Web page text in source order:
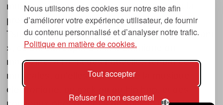
Nous utilisons des cookies sur notre site afin
d’améliorer votre expérience utilisateur, de fournir
du contenu personnalisé et d’analyser notre trafic.
Politique en matière de cookies.
Tout accepter
Refuser le non essentiel
musique et les nouvelles tendances, dont la
première parution date de 2007.
Tsugi en japonais signifie « prochain », « suivant
», ce qui correspond à la thématique du
magazine, à l’affût des nouvelles tendances
musicales, qu’elles viennent de la musique
électronique, du rock ou du hip hop, et des